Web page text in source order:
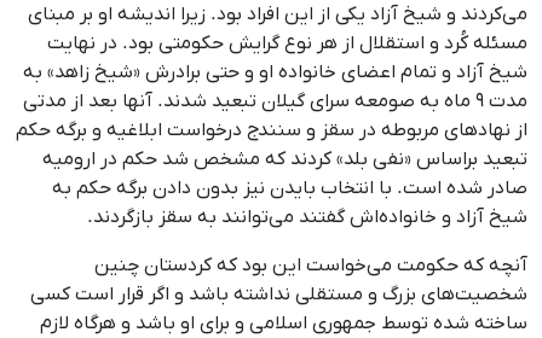
می‌کردند و شیخ آزاد یکی از این افراد بود. زیرا اندیشه او بر مبنای
مسئله کُرد و استقلال از هر نوع گرایش حکومتی بود. در نهایت
شیخ آزاد و تمام اعضای خانواده او و حتی برادرش «شیخ زاهد» به
‌مدت ۹ ماه به صومعه سرای گیلان تبعید شدند. آنها بعد از مدتی
از نهادهای مربوطه در سقز و سنندج درخواست ابلاغیه و برگه حکم
تبعید براساس «نفی بلد» کردند که مشخص شد حکم در ارومیه
صادر شده است. با انتخاب بایدن نیز بدون دادن برگه حکم به
شیخ آزاد و خانواده‌اش گفتند می‌توانند به سقز بازگردند.
آنچه که حکومت می‌خواست این بود که کردستان چنین
شخصیت‌های بزرگ و مستقلی نداشته باشد و اگر قرار است کسی
ساخته شده توسط جمهوری اسلامی و برای او باشد و هرگاه لازم